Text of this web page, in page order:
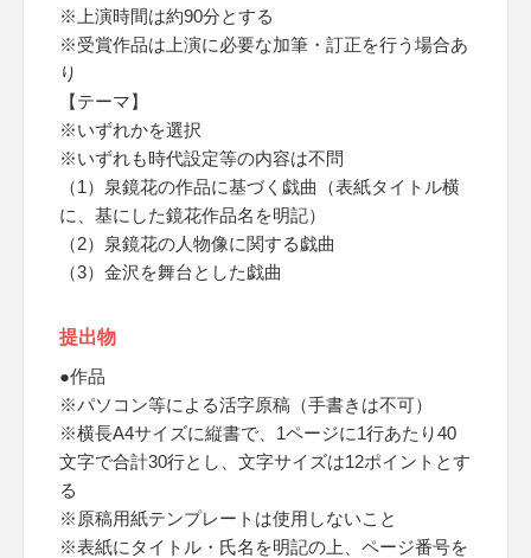
※上演時間は約90分とする
※受賞作品は上演に必要な加筆・訂正を行う場合あ
り
【テーマ】
※いずれかを選択
※いずれも時代設定等の内容は不問
（1）泉鏡花の作品に基づく戯曲（表紙タイトル横
に、基にした鏡花作品名を明記）
（2）泉鏡花の人物像に関する戯曲
（3）金沢を舞台とした戯曲
提出物
●作品
※パソコン等による活字原稿（手書きは不可）
※横長A4サイズに縦書で、1ページに1行あたり40
文字で合計30行とし、文字サイズは12ポイントとす
る
※原稿用紙テンプレートは使用しないこと
※表紙にタイトル・氏名を明記の上、ページ番号を